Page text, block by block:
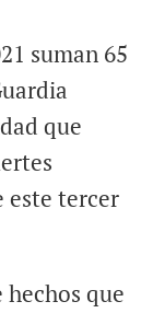
suman 65
que
tercer
que